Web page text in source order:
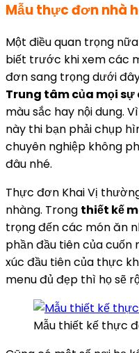
Mẫu thực đơn nhà
Một điều quan trọng
biết trước khi xem các
đơn sang trọng dưới
Trung tâm của mọi sự
màu sắc hay nội dung.
này thi bạn phải chụp
chuyên nghiệp không
đâu nhé.
Thực đơn Khai Vị
nhàng. Trong thiết kế
trọng đến các món ăn
phần đầu tiên của cuốn
xúc đầu tiên của thực
menu đủ đẹp thì họ sẽ
Mẫu thiết kế thực